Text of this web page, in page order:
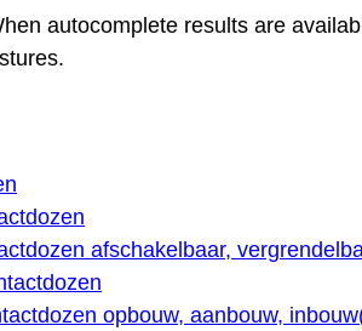
autocomplete results are
afschakelbaar,
opbouw, aanbouw,